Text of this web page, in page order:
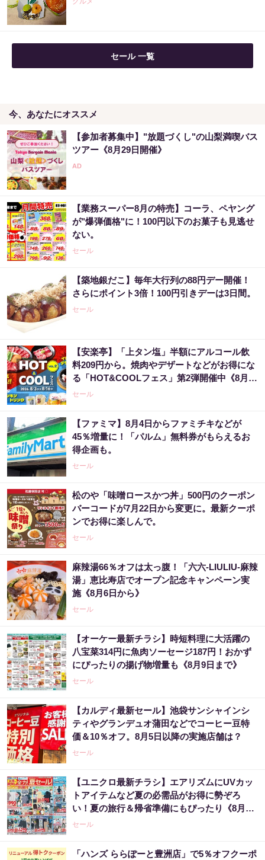
PR（合同会社デジタルファーム ）
セール 一覧
今、あなたにオススメ
【参加者募集中】"放題づくし"の山梨満喫バス
ツアー《8月29日開催》
【業務スーパー8月の特売】コーラ、ペヤング
が"爆弾価格"に！100円以下のお菓子も見逃せ
ない。
セール
【築地銀だこ】毎年大行列の88円デー開催！
さらにポイント3倍！100円引きデーは3日間。
セール
【安楽亭】「上タン塩」半額にアルコール飲
料209円から。焼肉やデザートなどがお得にな
る「HOT&COOLフェス」第2弾開催中《8月16
日まで》
セール
【ファミマ】8月4日からファミチキなどが
45％増量に！「パルム」無料券がもらえるお
得企画も。
セール
松のや「味噌ロースかつ丼」500円のクーポン
バーコードが7月22日から変更に。最新クーポ
ンでお得に楽しんで。
セール
麻辣湯66％オフは太っ腹！「六六-LIULIU-麻辣
湯」恵比寿店でオープン記念キャンペーン実
施《8月6日から》
セール
【オーケー最新チラシ】時短料理に大活躍の
八宝菜314円に魚肉ソーセージ187円！おかず
にぴったりの揚げ物増量も《8月9日まで》
セール
【カルディ最新セール】池袋サンシャインシ
ティやグランデュオ蒲田などでコーヒー豆特
価＆10％オフ。8月5日以降の実施店舗は？
セール
【ユニクロ最新チラシ】エアリズムにUVカッ
トアイテムなど夏の必需品がお得に勢ぞろ
い！夏の旅行＆帰省準備にもぴったり《8月6
日まで》
セール
「ハンズ ららぽーと豊洲店」で5％オフクーポ